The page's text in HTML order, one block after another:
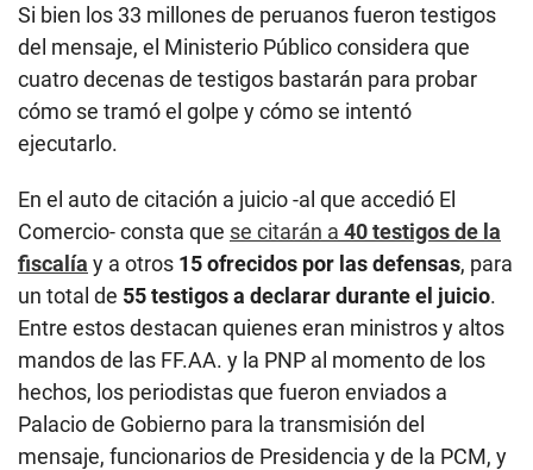
Si bien los 33 millones de peruanos fueron testigos
del mensaje, el Ministerio Público considera que
cuatro decenas de testigos bastarán para probar
cómo se tramó el golpe y cómo se intentó
ejecutarlo.
En el auto de citación a juicio -al que accedió El
Comercio- consta que se citarán a 40 testigos de la
fiscalía y a otros 15 ofrecidos por las defensas, para
un total de 55 testigos a declarar durante el juicio.
Entre estos destacan quienes eran ministros y altos
mandos de las FF.AA. y la PNP al momento de los
hechos, los periodistas que fueron enviados a
Palacio de Gobierno para la transmisión del
mensaje, funcionarios de Presidencia y de la PCM, y